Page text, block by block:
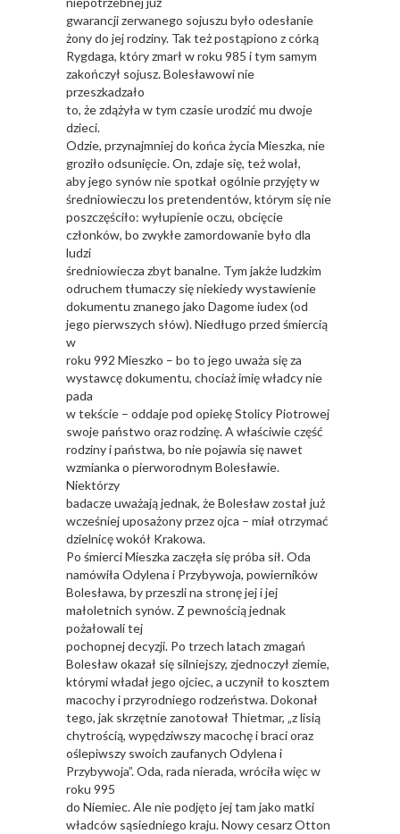
gwarancji zerwanego sojuszu było odesłanie
żony do jej rodziny. Tak też postąpiono z córką
Rygdaga, który zmarł w roku 985 i tym samym
zakończył sojusz. Bolesławowi nie
przeszkadzało
to, że zdążyła w tym czasie urodzić mu dwoje
dzieci.
Odzie, przynajmniej do końca życia Mieszka, nie
groziło odsunięcie. On, zdaje się, też wolał,
aby jego synów nie spotkał ogólnie przyjęty w
średniowieczu los pretendentów, którym się nie
poszczęściło: wyłupienie oczu, obcięcie
członków, bo zwykłe zamordowanie było dla
ludzi
średniowiecza zbyt banalne. Tym jakże ludzkim
odruchem tłumaczy się niekiedy wystawienie
dokumentu znanego jako Dagome iudex (od
jego pierwszych słów). Niedługo przed śmiercią
w
roku 992 Mieszko – bo to jego uważa się za
wystawcę dokumentu, chociaż imię władcy nie
pada
w tekście – oddaje pod opiekę Stolicy Piotrowej
swoje państwo oraz rodzinę. A właściwie część
rodziny i państwa, bo nie pojawia się nawet
wzmianka o pierworodnym Bolesławie.
Niektórzy
badacze uważają jednak, że Bolesław został już
wcześniej uposażony przez ojca – miał otrzymać
dzielnicę wokół Krakowa.
Po śmierci Mieszka zaczęła się próba sił. Oda
namówiła Odylena i Przybywoja, powierników
Bolesława, by przeszli na stronę jej i jej
małoletnich synów. Z pewnością jednak
pożałowali tej
pochopnej decyzji. Po trzech latach zmagań
Bolesław okazał się silniejszy, zjednoczył ziemie,
którymi władał jego ojciec, a uczynił to kosztem
macochy i przyrodniego rodzeństwa. Dokonał
tego, jak skrzętnie zanotował Thietmar, „z lisią
chytrością, wypędziwszy macochę i braci oraz
oślepiwszy swoich zaufanych Odylena i
Przybywoja”. Oda, rada nierada, wróciła więc w
roku 995
do Niemiec. Ale nie podjęto jej tam jako matki
władców sąsiedniego kraju. Nowy cesarz Otton